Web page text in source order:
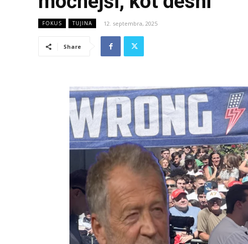
FOKUS TUJINA 12. septembra, 2025
Share